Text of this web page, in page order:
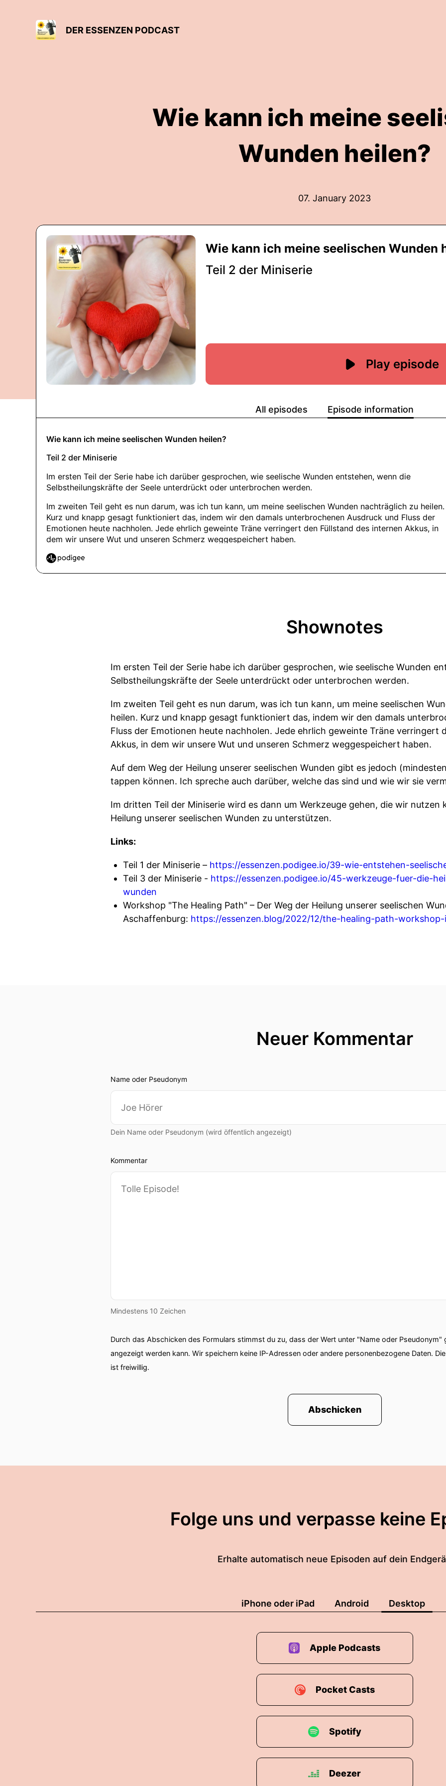
DER ESSENZEN PODCAST
Wie kann ich meine
Wunden heilen?
07. January 2023
Shownotes
Im ersten Teil der Serie habe ich darüber gesprochen, wie seelische Wunden
Selbstheilungskräfte der Seele unterdrückt oder unterbrochen werden.
Im zweiten Teil geht es nun darum, was ich tun kann, um meine seelischen
heilen. Kurz und knapp gesagt funktioniert das, indem wir den damals
Fluss der Emotionen heute nachholen. Jede ehrlich geweinte Träne verringert
Akkus, in dem wir unsere Wut und unseren Schmerz weggespeichert haben.
Auf dem Weg der Heilung unserer seelischen Wunden gibt es jedoch
tappen können. Ich spreche auch darüber, welche das sind und wie wir sie
Im dritten Teil der Miniserie wird es dann um Werkzeuge gehen, die wir nutzen
Heilung unserer seelischen Wunden zu unterstützen.
Links:
Teil 1 der Miniserie – https://essenzen.podigee.io/39-wie-entstehen-
Teil 3 der Miniserie - https://essenzen.podigee.io/45-werkzeuge-fuer-die-
wunden
Workshop "The Healing Path" – Der Weg der Heilung unserer seelischen
Aschaffenburg: https://essenzen.blog/2022/12/the-healing-path-
Neuer Kommentar
Name oder Pseudonym
Dein Name oder Pseudonym (wird öffentlich angezeigt)
Kommentar
Mindestens 10 Zeichen
Durch das Abschicken des Formulars stimmst du zu, dass der Wert unter "Name oder
angezeigt werden kann. Wir speichern keine IP-Adressen oder andere personenbezogene Daten.
ist freiwillig.
Abschicken
Folge uns und verpasse keine
Erhalte automatisch neue Episoden auf dein
iPhone oder iPad Android Desktop
Apple Podcasts
Pocket Casts
Spotify
Deezer